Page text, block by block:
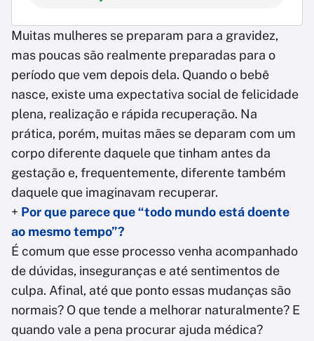
Muitas mulheres se preparam para a gravidez,
mas poucas são realmente preparadas para o
período que vem depois dela. Quando o bebê
nasce, existe uma expectativa social de felicidade
plena, realização e rápida recuperação. Na
prática, porém, muitas mães se deparam com um
corpo diferente daquele que tinham antes da
gestação e, frequentemente, diferente também
daquele que imaginavam recuperar.
+ Por que parece que “todo mundo está doente
ao mesmo tempo”?
É comum que esse processo venha acompanhado
de dúvidas, inseguranças e até sentimentos de
culpa. Afinal, até que ponto essas mudanças são
normais? O que tende a melhorar naturalmente? E
quando vale a pena procurar ajuda médica?